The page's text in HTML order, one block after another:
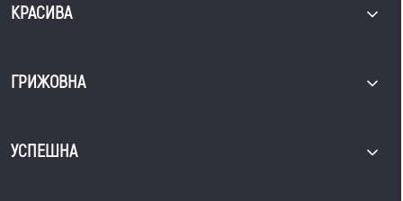
КРАСИВА
ГРИЖОВНА
УСПЕШНА